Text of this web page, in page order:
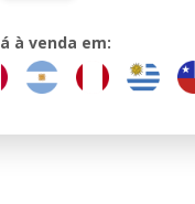
à venda em: